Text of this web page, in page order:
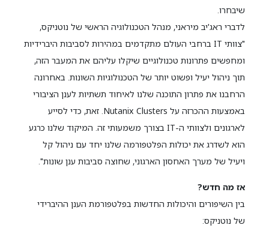
שיבחרו.
לדברי ראג'יב מיראני, מנהל הטכנולוגיה הראשי של נוטניקס,
"צוותי IT ברחבי העולם מתקדמים במהירות לסביבות היברידיות
ומחפשים פתרונות טכנולוגיים שיקלו עליהם את המעבר הזה,
תוך ניהול יעיל ופשוט יותר של הטכנולוגיות השונות. באחרונה
הרחבנו את פתרון התוכנה שלנו לאיחוד תשתיות לענן הציבורי
באמצעות ההכרזה על Nutanix Clusters. זאת, כדי לסייע
לארגונים ולצוותי ה-IT בצורך משמעותי זה. המיקוד שלנו כרגע
הוא לשדרג את יכולות הפלטפורמה שלנו יחד עם ניהול קל
ויעיל של מערך האחסון הארגוני, שחוצה סביבות ענן שונות".
אז מה חדש?
בין השיפורים והיכולות החדשות בפלטפורמת הענן ההיברידי
של נוטניקס: